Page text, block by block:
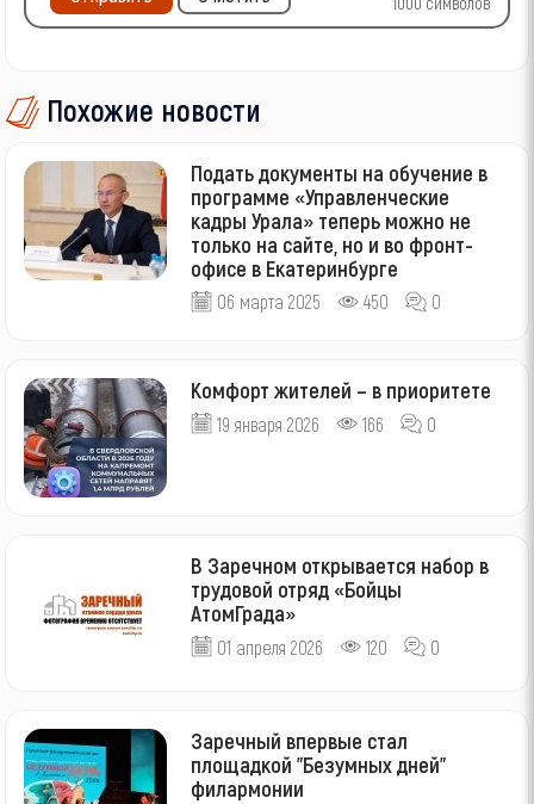
Похожие новости
Подать документы на обучение в
программе «Управленческие
кадры Урала» теперь можно не
только на сайте, но и во фронт-
офисе в Екатеринбурге
06 марта 2025 450 0
Комфорт жителей – в приоритете
19 января 2026 166 0
В Заречном открывается набор в
трудовой отряд «Бойцы
АтомГрада»
01 апреля 2026 120 0
Заречный впервые стал
площадкой "Безумных дней"
филармонии